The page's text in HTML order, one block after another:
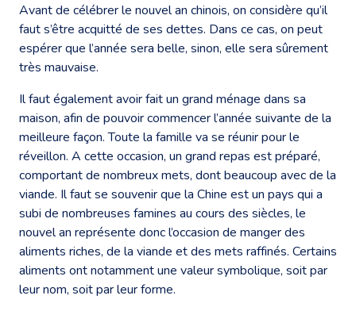
Avant de célébrer le nouvel an chinois, on considère qu’il
faut s’être acquitté de ses dettes. Dans ce cas, on peut
espérer que l’année sera belle, sinon, elle sera sûrement
très mauvaise.
Il faut également avoir fait un grand ménage dans sa
maison, afin de pouvoir commencer l’année suivante de la
meilleure façon. Toute la famille va se réunir pour le
réveillon. A cette occasion, un grand repas est préparé,
comportant de nombreux mets, dont beaucoup avec de la
viande. Il faut se souvenir que la Chine est un pays qui a
subi de nombreuses famines au cours des siècles, le
nouvel an représente donc l’occasion de manger des
aliments riches, de la viande et des mets raffinés. Certains
aliments ont notamment une valeur symbolique, soit par
leur nom, soit par leur forme.